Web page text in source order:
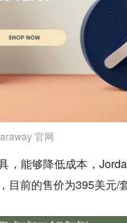
官网
，能够降低成本，
前的售价为395美元/套